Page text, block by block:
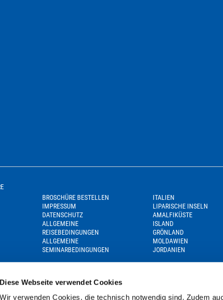
Diese Webseite verwendet Cookies
Wir verwenden Cookies, die technisch notwendig sind. Zudem
BROSCHÜRE BESTELLEN
IMPRESSUM
DATENSCHUTZ
ALLGEMEINE
REISEBEDINGUNGEN
ALLGEMEINE
SEMINARBEDINGUNGEN
ITALIEN
LIPARISCHE INSELN
AMALFIKÜSTE
ISLAND
GRÖNLAND
MOLDAWIEN
JORDANIEN